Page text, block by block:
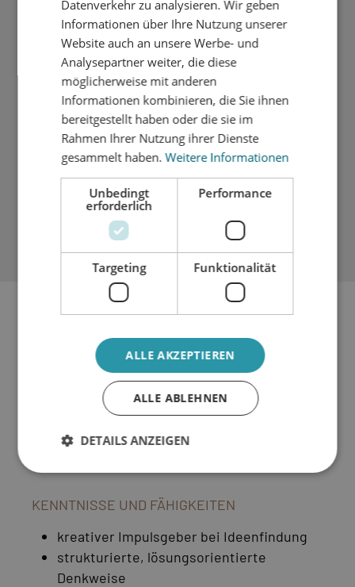
persönliches Betriebsklima, in dem das
Miteinander im Vordergrund steht
fachliche Schulungen
moderne technische Büroausstattung
Platz für Versuche, Experimente und
Labormusterbau
Gleitzeit mit Zeiterfassungssystem
Mobiles Arbeiten nach Absprache möglich
Kaffee- und Getränke-Flatrate,
kostenfreies Mittagessen
abgeschlossenes Studium oder staatl.
gepr. Techniker in der Fachrichtung
Mechatronik (gerne auch ähnliche
Fachrichtungen)
Berufserfahrung erwünscht aber nicht
zwingend
KENNTNISSE UND FÄHIGKEITEN
kreativer Impulsgeber bei Ideenfindung
strukturierte, lösungsorientierte
Denkweise
Datenverkehr zu analysieren. Wir geben
Informationen über Ihre Nutzung unserer
Website auch an unsere Werbe- und
Analysepartner weiter, die diese
möglicherweise mit anderen
Informationen kombinieren, die Sie ihnen
bereitgestellt haben oder die sie im
Rahmen Ihrer Nutzung ihrer Dienste
gesammelt haben.Weitere Informationen
Unbedingt
erforderlich
Performance
Targeting Funktionalität
ALLE AKZEPTIEREN
ALLE ABLEHNEN
DETAILS ANZEIGEN